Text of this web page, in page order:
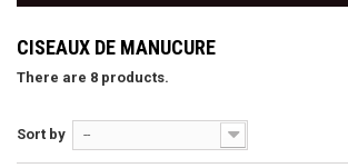
CISEAUX DE MANUCURE
There are 8 products.
Sort by --